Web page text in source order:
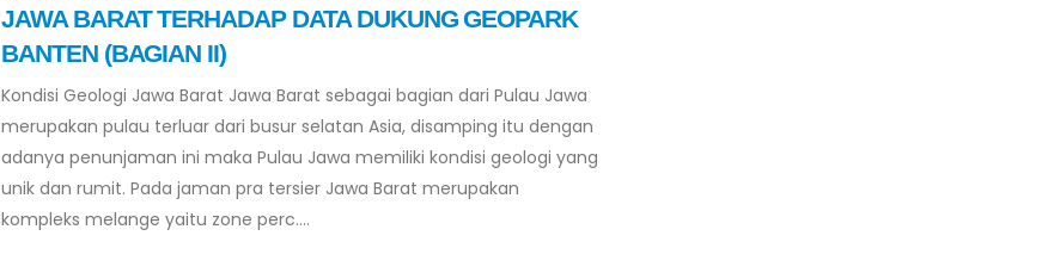
JAWA BARAT TERHADAP DATA DUKUNG GEOPARK
BANTEN (BAGIAN II)
Kondisi Geologi Jawa Barat Jawa Barat sebagai bagian dari Pulau Jawa
merupakan pulau terluar dari busur selatan Asia, disamping itu dengan
adanya penunjaman ini maka Pulau Jawa memiliki kondisi geologi yang
unik dan rumit. Pada jaman pra tersier Jawa Barat merupakan
kompleks melange yaitu zone perc....